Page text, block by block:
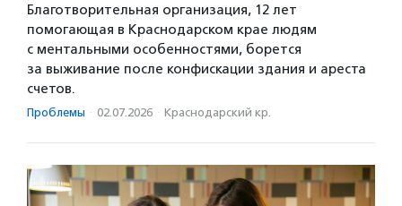
Благотворительная организация, 12 лет
помогающая в Краснодарском крае людям
с ментальными особенностями, борется
за выживание после конфискации здания и ареста
счетов.
Проблемы · 02.07.2026 · Краснодарский кр.